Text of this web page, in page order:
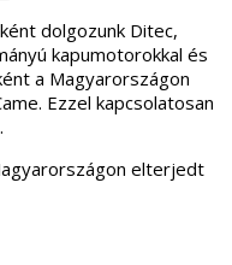
dolgozunk Ditec,
kapumotorokkal és
a Magyarországon
Ezzel kapcsolatosan
elterjedt